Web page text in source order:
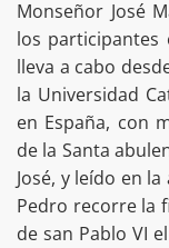
Monseñor José
los participantes
lleva a cabo
la Universidad
en España, con
de la Santa
José, y leído en
Pedro recorre la
de san Pablo VI